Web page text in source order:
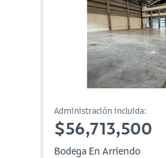
Administración incluida:
$56,713,500
Bodega En Arriendo